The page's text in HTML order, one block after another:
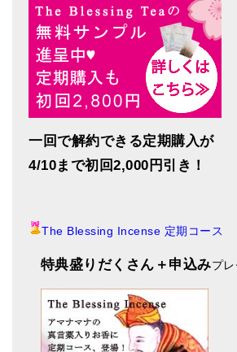
一回で解約できる定期購入が
4/10まで初回2,000円引き！
The Blessing Incense 定期コース
特典盛りだくさん＋申込みプ